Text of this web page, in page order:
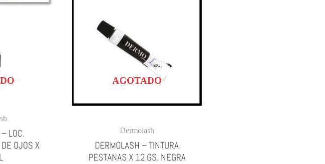
LOC.
OJOS X
AGOTADO
Dermolash
DERMOLASH – TINTURA
PESTANAS X 12 GS. NEGRA